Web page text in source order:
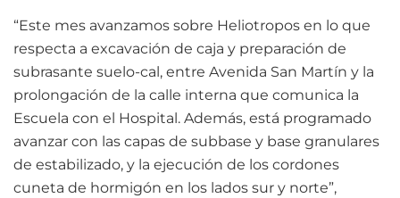
“Este mes avanzamos sobre Heliotropos en lo que
respecta a excavación de caja y preparación de
subrasante suelo-cal, entre Avenida San Martín y la
prolongación de la calle interna que comunica la
Escuela con el Hospital. Además, está programado
avanzar con las capas de subbase y base granulares
de estabilizado, y la ejecución de los cordones
cuneta de hormigón en los lados sur y norte”,